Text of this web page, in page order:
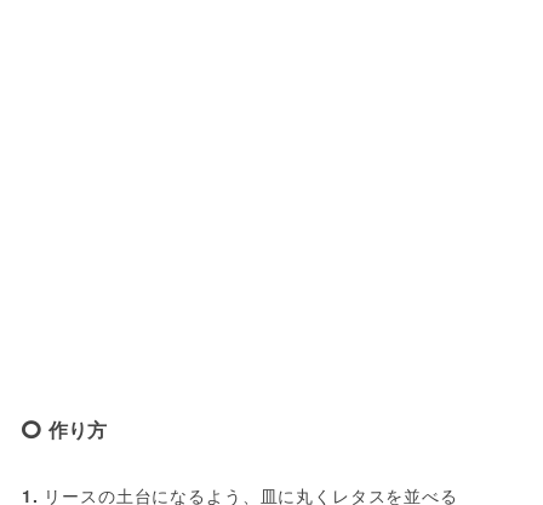
作り方
1. リースの土台になるよう、皿に丸くレタスを並べる